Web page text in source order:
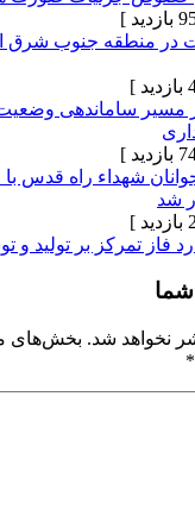
جنوب شرق استان
وضعیت ایثارگران
راه قدس با حضور
بر تولید و توسعه شد
بخش‌های موردنیاز